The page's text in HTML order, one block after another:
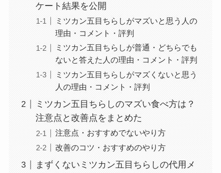
ケート結果を公開
ミツカン五目ちらしがマズいと思う人の
理由・コメント・評判
ミツカン五目ちらしが普通・どちらでも
ないと答えた人の理由・コメント・評判
ミツカン五目ちらしがマズくないと思う
人の理由・コメント・評判
ミツカン五目ちらしのマズい食べ方は？
注意点と改善点をまとめた
注意点・おすすめでないやり方
改善のコツ・おすすめのやり方
まずくないミツカン五目ちらしの代用メ